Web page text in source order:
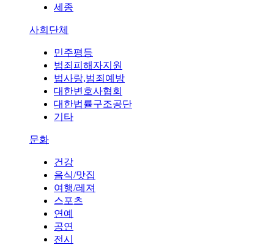
세종
사회단체
민주평등
범죄피해자지원
법사랑,범죄예방
대한변호사협회
대한법률구조공단
기타
문화
건강
음식/맛집
여행/레져
스포츠
연예
공연
전시